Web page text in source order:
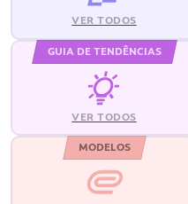
VER TODOS
GUIA DE TENDÊNCIAS
VER TODOS
MODELOS